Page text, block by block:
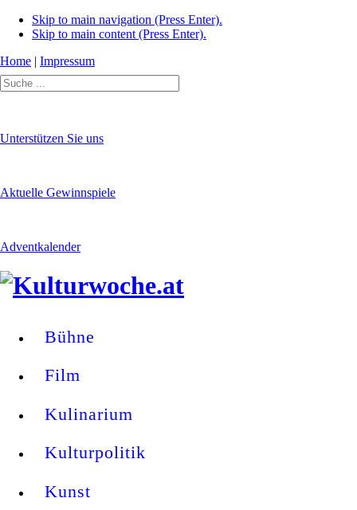
Skip to main navigation (Press Enter).
Skip to main content (Press Enter).
Home | Impressum
Unterstützen Sie uns
Aktuelle Gewinnspiele
Adventkalender
Bühne
Film
Kulinarium
Kulturpolitik
Kunst